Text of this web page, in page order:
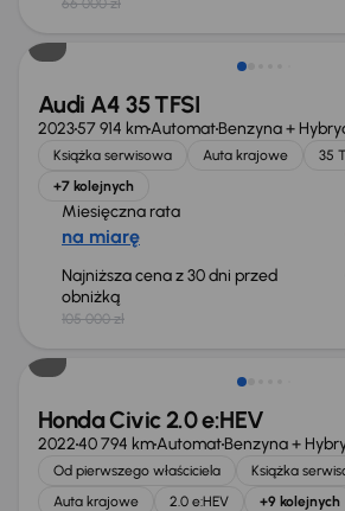
66 000 zł
Taniej o 3 000 zł
Audi A4 35 TFSI
202357 914 kmAutomatBenzyna +
Książka serwisowa Auta krajowe 35
+7 kolejnych
Miesięczna rata
na miarę
Najniższa cena z 30 dni przed
obniżką
105 000 zł
Taniej o 2 000 zł
Honda Civic 2.0 e:HEV
202240 794 kmAutomatBenzyna +
Od pierwszego właściciela
Książka
Auta krajowe
2.0 e:HEV +9 kolejnych